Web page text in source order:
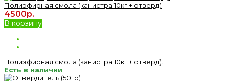
Полиэфирная смола (канистра 10кг + отверд)
4500р.
В корзину
Полиэфирная смола (канистра 10кг + отверд)..
Есть в наличии